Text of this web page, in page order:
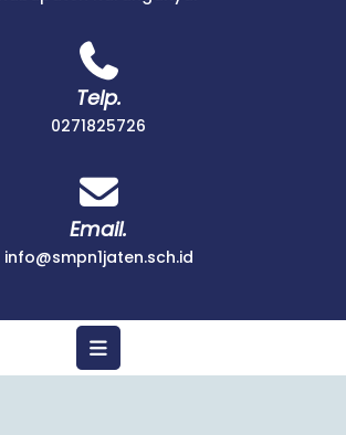
Telp.
0271825726
Email.
info@smpn1jaten.sch.id